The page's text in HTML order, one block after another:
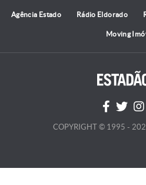
Agência Estado Rádio Eldorado
Moving
COPYRIGHT © 1995 -